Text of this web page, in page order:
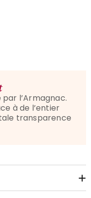
l’Armagnac.
à de l’entier
transparence